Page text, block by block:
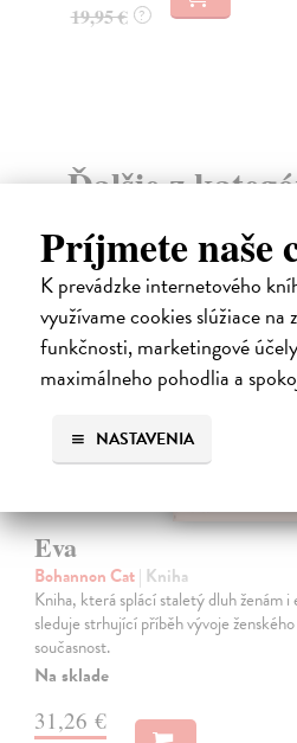
Príjmete naše
K prevádzke internetového
využívame cookies slúžiace na
funkčnosti, marketingové
maximálneho pohodlia a
NASTAVENIA
32,85 € ?
Ďalšie z
Eva
Bohannon Cat| Kniha
Kniha, která splácí staletý dluh ženám
sleduje strhující příběh vývoje
současnost.
Na sklade
31,26 €